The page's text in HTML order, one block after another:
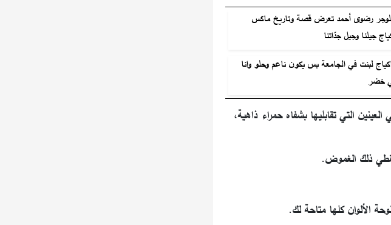
رضوى أحمد تعرض قصة وتاريخ ماكس
جيلنا وجيل جدّاتنا
لبنت في الجامعة بس يكون ناعم وحلو وانا
خضر
التي تقابليها بشفاه حمراء ذاهية،
الألوان كلها متاحة لك.